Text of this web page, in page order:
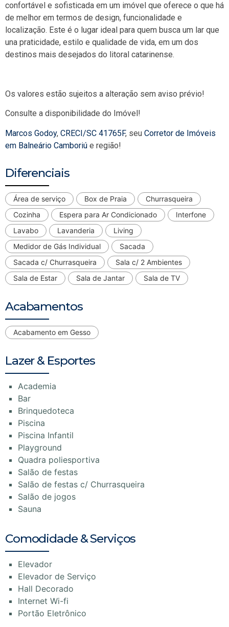
confortável e sofisticada em um imóvel que oferece o que há
de melhor em termos de design, funcionalidade e
localização. Este é o lugar ideal para quem busca um lar que
una praticidade, estilo e qualidade de vida, em um dos
destinos mais desejados do litoral catarinense.
Os valores estão sujeitos a alteração sem aviso prévio!
Consulte a disponibilidade do Imóvel!
Marcos Godoy, CRECI/SC 41765F, seu Corretor de Imóveis
em Balneário Camboriú e região!
Diferenciais
Área de serviço Box de Praia
Churrasqueira
Cozinha
Espera para Ar Condicionado
Interfone
Lavabo
Lavanderia
Living
Medidor de Gás Individual
Sacada
Sacada c/ Churrasqueira
Sala c/ 2 Ambientes
Sala de Estar
Sala de Jantar Sala de TV
Acabamentos
Acabamento em Gesso
Lazer & Esportes
Academia
Bar
Brinquedoteca
Piscina
Piscina Infantil
Playground
Quadra poliesportiva
Salão de festas
Salão de festas c/ Churrasqueira
Salão de jogos
Sauna
Comodidade & Serviços
Elevador
Elevador de Serviço
Hall Decorado
Internet Wi-fi
Portão Eletrônico